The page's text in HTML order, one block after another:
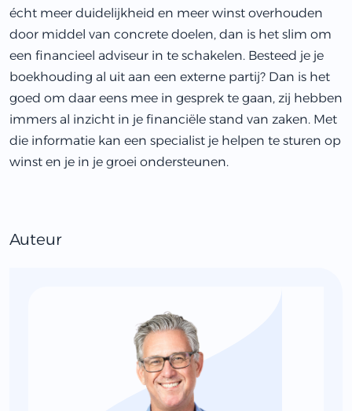
écht meer duidelijkheid en meer winst overhouden
door middel van concrete doelen, dan is het slim om
een financieel adviseur in te schakelen. Besteed je je
boekhouding al uit aan een externe partij? Dan is het
goed om daar eens mee in gesprek te gaan, zij hebben
immers al inzicht in je financiële stand van zaken. Met
die informatie kan een specialist je helpen te sturen op
winst en je in je groei ondersteunen.
Auteur